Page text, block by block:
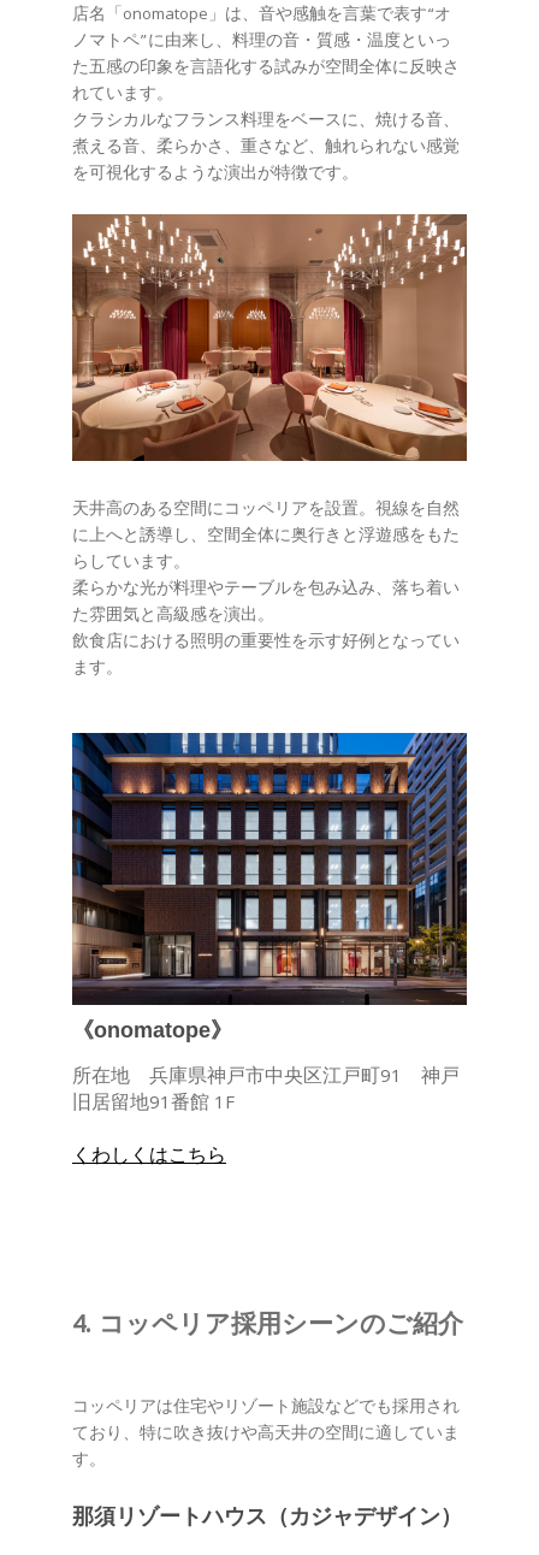
店名「onomatope」は、音や感触を言葉で表す“オ
ノマトペ”に由来し、料理の音・質感・温度といっ
た五感の印象を言語化する試みが空間全体に反映さ
れています。
クラシカルなフランス料理をベースに、焼ける音、
煮える音、柔らかさ、重さなど、触れられない感覚
を可視化するような演出が特徴です。
天井高のある空間にコッペリアを設置。視線を自然
に上へと誘導し、空間全体に奥行きと浮遊感をもた
らしています。
柔らかな光が料理やテーブルを包み込み、落ち着い
た雰囲気と高級感を演出。
飲食店における照明の重要性を示す好例となってい
ます。
《onomatope》
所在地 兵庫県神戸市中央区江戸町91 神戸
旧居留地91番館 1F
くわしくはこちら
4. コッペリア採用シーンのご紹介
コッペリアは住宅やリゾート施設などでも採用され
ており、特に吹き抜けや高天井の空間に適していま
す。
那須リゾートハウス（カジャデザイン）